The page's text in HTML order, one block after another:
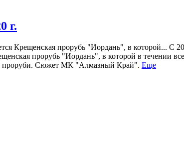
г.
Крещенская прорубь "Иордань", в которой... С
прорубь "Иордань", в которой в течении
проруби. Сюжет МК "Алмазный Край". Еще